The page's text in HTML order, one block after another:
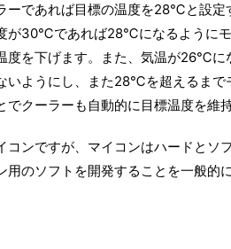
ーであれば目標の温度を28℃と設定
が30℃であれば28℃になるように
度を下げます。また、気温が26℃に
いようにし、また28℃を超えるまで
でクーラーも自動的に目標温度を維
ンですが、マイコンはハードとソ
用のソフトを開発することを一般的